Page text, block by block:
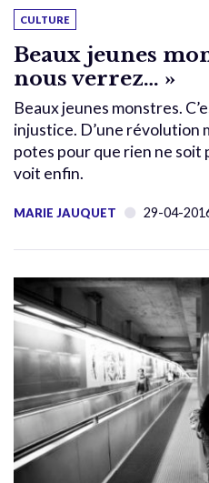
CULTURE
Beaux jeunes
nous verrez… »
Beaux jeunes monstres.
injustice. D’une révolution
potes pour que rien ne soit
voit enfin.
MARIE JAUQUET 29-04-